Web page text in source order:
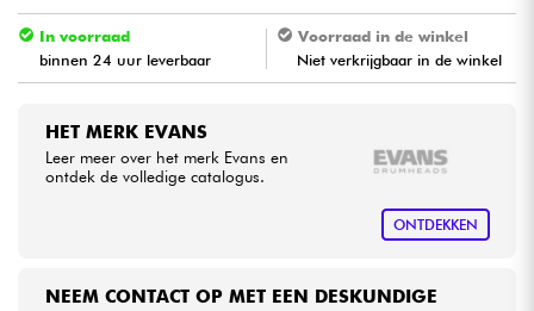
Blaasinstrument
Viool & Quatuor
Kinderen
In voorraad
binnen 24 uur leverbaar
Voorraad in de winkel
Niet verkrijgbaar in de winkel
HET MERK EVANS
Leer meer over het merk Evans en
ontdek de volledige catalogus.
ONTDEKKEN
NEEM CONTACT OP MET EEN DESKUNDIGE